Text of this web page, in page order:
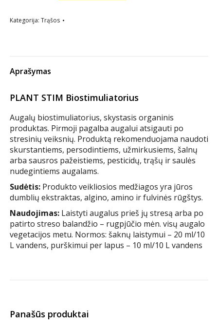
Kategorija: Trąšos
Aprašymas
PLANT STIM Biostimuliatorius
Augalų biostimuliatorius, skystasis organinis
produktas. Pirmoji pagalba augalui atsigauti po
stresinių veiksnių. Produktą rekomenduojama naudoti
skurstantiems, persodintiems, užmirkusiems, šalnų
arba sausros pažeistiems, pesticidų, trąšų ir saulės
nudegintiems augalams.
Sudėtis: Produkto veikliosios medžiagos yra jūros
dumblių ekstraktas, algino, amino ir fulvinės rūgštys.
Naudojimas: Laistyti augalus prieš jų stresą arba po
patirto streso balandžio – rugpjūčio mėn. visų augalo
vegetacijos metu. Normos: šaknų laistymui – 20 ml/10
L vandens, purškimui per lapus – 10 ml/10 L vandens
Panašūs produktai